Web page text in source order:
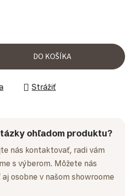
DO KOŠÍKA
Strážiť
ohľadom produktu?
nás kontaktovať, radi vám
s výberom. Môžete nás
osobne v našom showroome